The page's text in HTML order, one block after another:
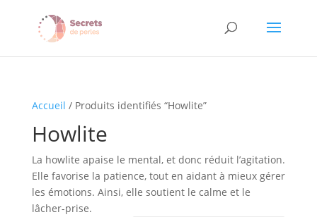
Accueil / Produits identifiés “Howlite”
Howlite
La howlite apaise le mental, et donc réduit l’agitation.
Elle favorise la patience, tout en aidant à mieux gérer
les émotions. Ainsi, elle soutient le calme et le
lâcher-prise.